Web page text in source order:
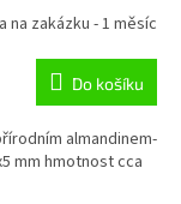
R
M
A
na zakázku - 1 měsíc
Do košíku
almandinem-
mm hmotnost cca